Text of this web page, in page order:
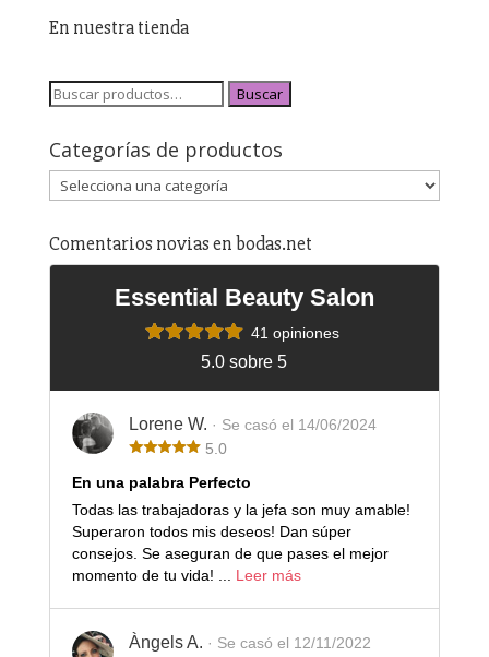
En nuestra tienda
Buscar
Categorías de productos
Comentarios novias en bodas.net
Essential Beauty Salon
41 opiniones
5.0 sobre 5
Lorene W. · Se casó el 14/06/2024
5.0
En una palabra Perfecto
Todas las trabajadoras y la jefa son muy amable!
Superaron todos mis deseos! Dan súper
consejos. Se aseguran de que pases el mejor
momento de tu vida! ... Leer más
Àngels A. · Se casó el 12/11/2022